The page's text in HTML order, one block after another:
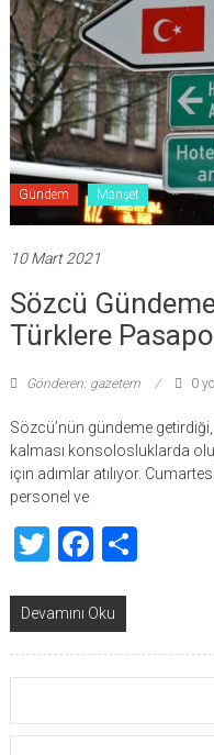
Gündem Manşet
10 Mart 2021
Sözcü
Türklere
Gönderen: gazetem 0
Sözcü’nün gündeme
kalması konsolosluklarda
için adımlar atılıyor.
personel ve
TwitterShare
Devamını Oku